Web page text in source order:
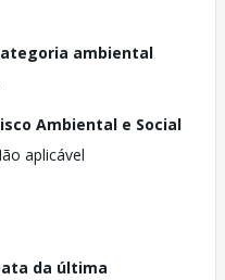
ambiental
Ambiental e Social
aplicável
da última